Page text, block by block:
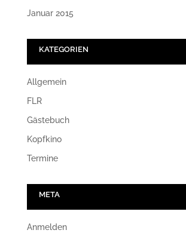
Januar 2015
KATEGORIEN
Allgemein
FLR
Gästebuch
Kopfkino
Termine
META
Anmelden